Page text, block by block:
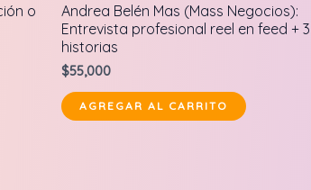
o
Valorado
en
0
de
5
Andrea Belén Mas (Mass Negocios):
Entrevista profesional reel en feed + 3
historias
$55,000
AGREGAR AL CARRITO